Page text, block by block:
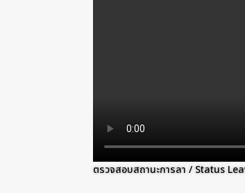
ตรวจสอบสถานะการลา / Status